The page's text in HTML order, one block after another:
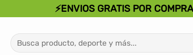
⚡ENVIOS GRATIS POR
Buscar
por: